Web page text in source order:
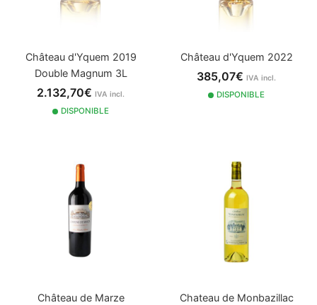
Château d'Yquem 2019
Double Magnum 3L
2.132,70€ IVA incl.
DISPONIBLE
Château d'Yquem 2022
385,07€ IVA incl.
DISPONIBLE
Château de Marze
Chateau de Monbazillac